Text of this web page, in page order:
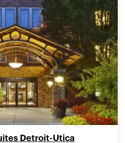
Detroit-Utica